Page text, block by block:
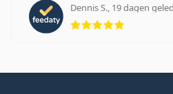
Dennis S., 19 dagen